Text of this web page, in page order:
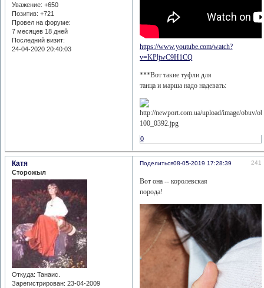
Уважение: +650
Позитив: +721
Провел на форуме:
7 месяцев 18 дней
Последний визит:
24-04-2020 20:40:03
https://www.youtube.com/watch?
v=KPljwC9H1CQ
***Вот такие туфли для
танца и марша надо надевать:
0
Поделиться 241
08-05-2019 17:28:39
Катя
Сторожыл
Откуда: Танаис.
Зарегистрирован: 23-04-2009
Вот она -- королевская
порода!